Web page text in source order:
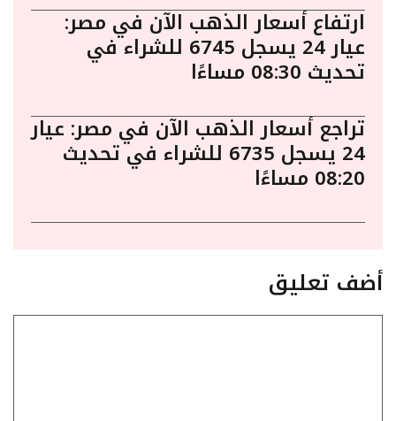
ارتفاع أسعار الذهب الآن في مصر:
عيار 24 يسجل 6745 للشراء في
تحديث 08:30 مساءًا
تراجع أسعار الذهب الآن في مصر: عيار
24 يسجل 6735 للشراء في تحديث
08:20 مساءًا
أضف تعليق